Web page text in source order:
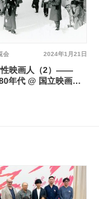
2024年1月21日
会
性映画人（2）——
年代 @ 国立映画ア